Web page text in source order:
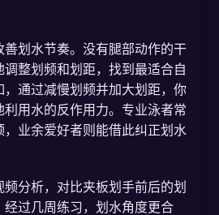
善划水节奏。没有腿部动作的干
整划频和划距，找到最适合自
，通过减慢划频并加大划距，你
利用水的反作用力。专业泳者常
，业余爱好者则能借此纠正划水
分析，对比夹板划手前后的划
经过几周练习，划水角度更合